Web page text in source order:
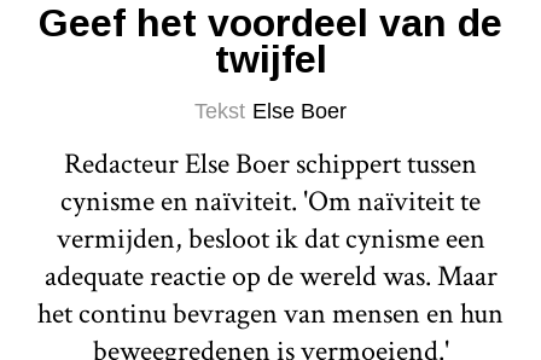
Geef het voordeel van de
twijfel
Tekst Else Boer
Redacteur Else Boer schippert tussen
cynisme en naïviteit. 'Om naïviteit te
vermijden, besloot ik dat cynisme een
adequate reactie op de wereld was. Maar
het continu bevragen van mensen en hun
beweegredenen is vermoeiend.'